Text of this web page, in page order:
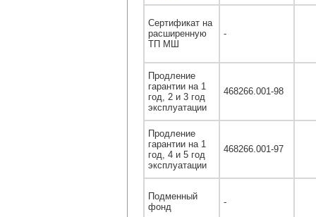
Сертификат на
расширенную
ТП МШ
-
Продление
гарантии на 1
год, 2 и 3 год
эксплуатации
468266.001-98
Продление
гарантии на 1
год, 4 и 5 год
эксплуатации
468266.001-97
Подменный
фонд
-